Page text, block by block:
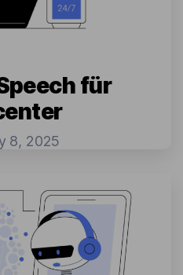
für
8, 2025